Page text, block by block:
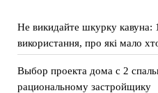
Не викидайте шкурку кавуна:
використання, про які мало
Выбор проекта дома с 2
рациональному застройщику